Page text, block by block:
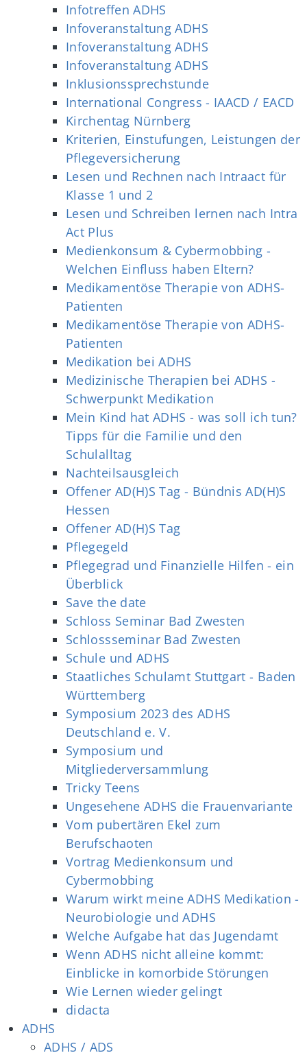
Infotreffen ADHS
Infoveranstaltung ADHS
Infoveranstaltung ADHS
Infoveranstaltung ADHS
Inklusionssprechstunde
International Congress - IAACD / EACD
Kirchentag Nürnberg
Kriterien, Einstufungen, Leistungen der
Pflegeversicherung
Lesen und Rechnen nach Intraact für
Klasse 1 und 2
Lesen und Schreiben lernen nach Intra
Act Plus
Medienkonsum & Cybermobbing -
Welchen Einfluss haben Eltern?
Medikamentöse Therapie von ADHS-
Patienten
Medikamentöse Therapie von ADHS-
Patienten
Medikation bei ADHS
Medizinische Therapien bei ADHS -
Schwerpunkt Medikation
Mein Kind hat ADHS - was soll ich tun?
Tipps für die Familie und den
Schulalltag
Nachteilsausgleich
Offener AD(H)S Tag - Bündnis AD(H)S
Hessen
Offener AD(H)S Tag
Pflegegeld
Pflegegrad und Finanzielle Hilfen - ein
Überblick
Save the date
Schloss Seminar Bad Zwesten
Schlossseminar Bad Zwesten
Schule und ADHS
Staatliches Schulamt Stuttgart - Baden
Württemberg
Symposium 2023 des ADHS
Deutschland e. V.
Symposium und
Mitgliederversammlung
Tricky Teens
Ungesehene ADHS die Frauenvariante
Vom pubertären Ekel zum
Berufschaoten
Vortrag Medienkonsum und
Cybermobbing
Warum wirkt meine ADHS Medikation -
Neurobiologie und ADHS
Welche Aufgabe hat das Jugendamt
Wenn ADHS nicht alleine kommt:
Einblicke in komorbide Störungen
Wie Lernen wieder gelingt
didacta
ADHS
ADHS / ADS